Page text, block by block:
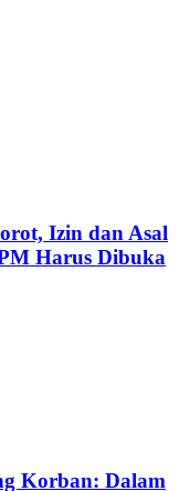
Izin dan Asal
Harus Dibuka
Korban: Dalam